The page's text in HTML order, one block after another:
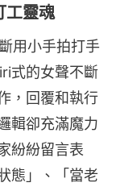
工靈魂
用小手拍打手
式的女聲不斷
，回覆和執行
輯卻充滿魔力
紛紛留言表
態」、「當老